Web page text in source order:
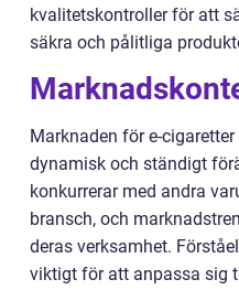
kvalitetskontroller för att
säkra och pålitliga
Marknaden för e-
dynamisk och ständigt
konkurrerar med andra
bransch, och
deras verksamhet.
viktigt för att anpassa sig